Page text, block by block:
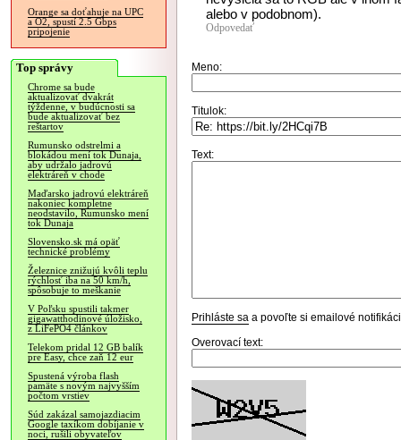
Orange sa doťahuje na UPC
a O2, spustí 2.5 Gbps
pripojenie
Top správy
Chrome sa bude
aktualizovať dvakrát
týždenne, v budúcnosti sa
bude aktualizovať bez
reštartov
Rumunsko odstrelmi a
blokádou mení tok Dunaja,
aby udržalo jadrovú
elektráreň v chode
Maďarsko jadrovú elektráreň
nakoniec kompletne
neodstavilo, Rumunsko mení
tok Dunaja
Slovensko.sk má opäť
technické problémy
Železnice znižujú kvôli teplu
rýchlosť iba na 50 km/h,
spôsobuje to meškanie
V Poľsku spustili takmer
gigawatthodinové úložisko,
z LiFePO4 článkov
Telekom pridal 12 GB balík
pre Easy, chce zaň 12 eur
Spustená výroba flash
pamäte s novým najvyšším
počtom vrstiev
Súd zakázal samojazdiacim
Google taxíkom dobíjanie v
noci, rušili obyvateľov
alebo v podobnom).
Odpovedať
Meno:
Titulok:
Text:
Prihláste sa a povoľte si emailové
Overovací text: